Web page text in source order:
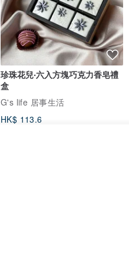
珍珠花兒‧六入方塊巧克力香皂禮
盒
G's life 居事生活
HK$ 113.6